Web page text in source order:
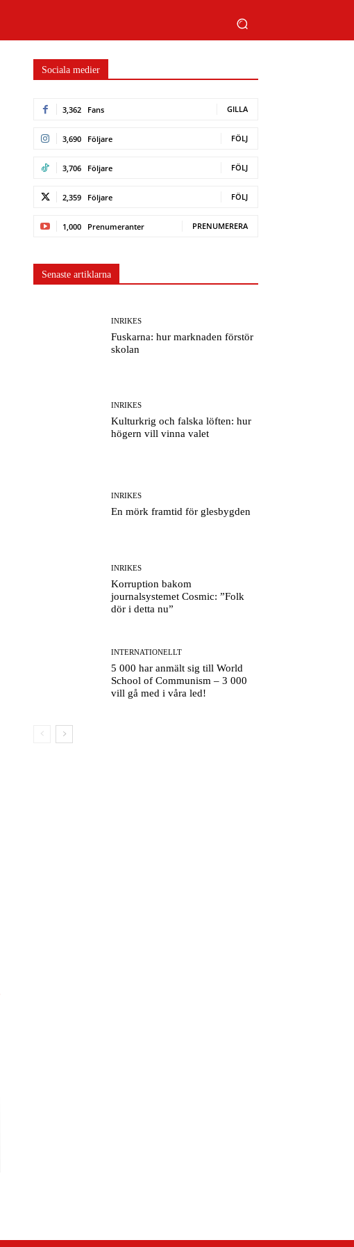
Sociala medier
3,362 Fans GILLA
3,690 Följare FÖLJ
3,706 Följare FÖLJ
2,359 Följare FÖLJ
1,000 Prenumeranter PRENUMERERA
Senaste artiklarna
INRIKES
Fuskarna: hur marknaden förstör
skolan
INRIKES
Kulturkrig och falska löften: hur
högern vill vinna valet
INRIKES
En mörk framtid för glesbygden
INRIKES
Korruption bakom
journalsystemet Cosmic: ”Folk
dör i detta nu”
INTERNATIONELLT
5 000 har anmält sig till World
School of Communism – 3 000
vill gå med i våra led!